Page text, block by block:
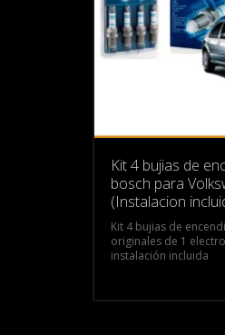
Kit 4 bujias de
bosch para
(Instalacion
Kit 4 bujias de
originales de 1
instalación incluida